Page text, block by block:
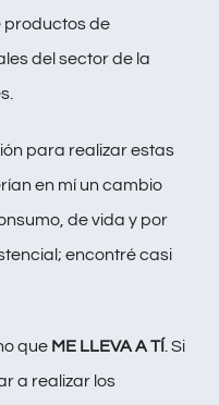
productos de
del sector de la
para realizar estas
en mí un cambio
de vida y por
encontré casi
que ME LLEVA A TÍ. Si
a realizar los